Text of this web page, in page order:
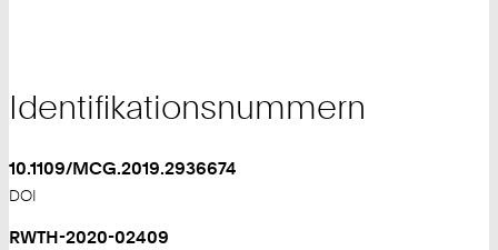
Identifikationsnummern
10.1109/MCG.2019.2936674
DOI
RWTH-2020-02409